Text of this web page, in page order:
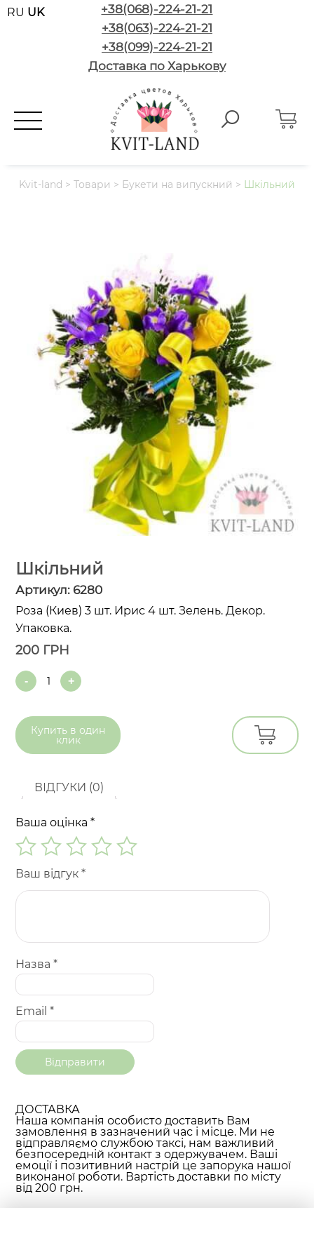
RU UK
+38(068)-224-21-21
+38(063)-224-21-21
+38(099)-224-21-21
Доставка по Харькову
Kvit-land > Товари > Букети на випускний > Шкільний
Шкільний
Артикул: 6280
Роза (Киев) 3 шт. Ирис 4 шт. Зелень. Декор.
Упаковка.
200 ГРН
Quantity
Купить в один
клик
ВІДГУКИ (0)
Ваша оцінка*
Ваш відгук*
Назва*
Email*
ДОСТАВКА
Наша компанія особисто доставить Вам
замовлення в зазначений час і місце. Ми не
відправляємо службою таксі, нам важливий
безпосередній контакт з одержувачем. Ваші
емоції і позитивний настрій це запорука нашої
виконаної роботи. Вартість доставки по місту
від 200 грн.